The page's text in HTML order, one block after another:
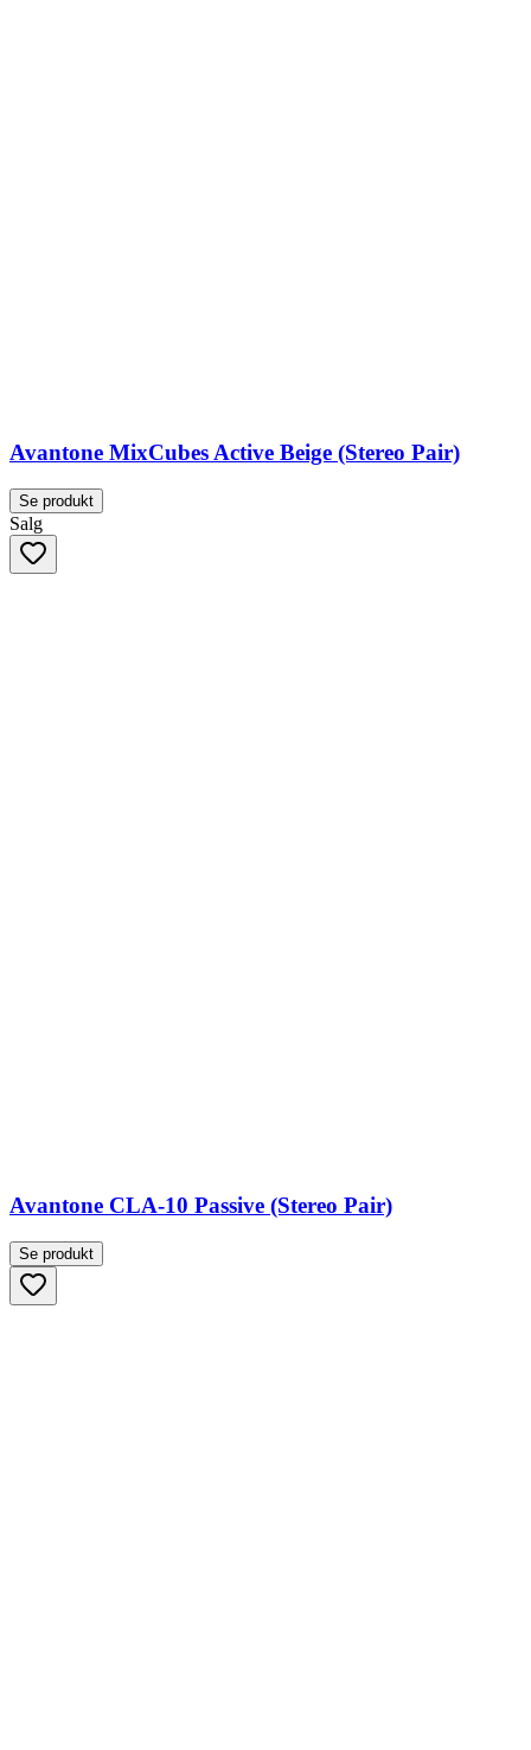
Avantone MixCubes Active Beige (Stereo Pair)
Se produkt
Salg
Avantone CLA-10 Passive (Stereo Pair)
Se produkt